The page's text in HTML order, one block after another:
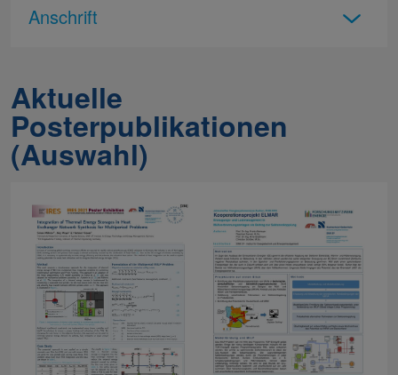
Anschrift
Aktuelle
Posterpublikationen
(Auswahl)